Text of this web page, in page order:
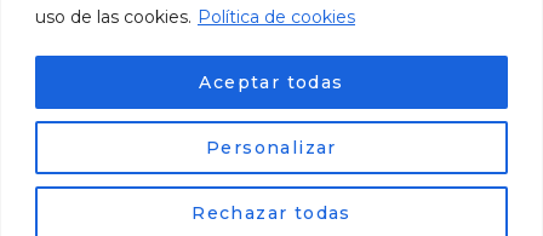
uso de las cookies. Política de cookies
Personalizar
Rechazar todas
Aceptar todas
© Esther Centro Estético 2024. Desarrollado por
Lemur Creativos